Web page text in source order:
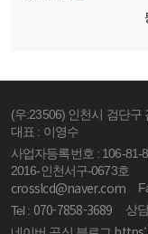
(우:23506) 인천시 검단구
대표 : 이영수
사업자등록번호 : 106-81-
2016-인천서구-0673호
crosslcd@naver.com
Tel : 070-7858-3689
상